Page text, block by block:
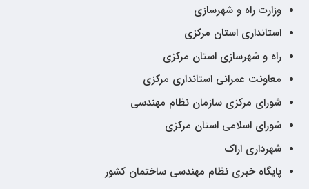
وزارت راه و شهرسازی
استانداری استان مرکزی
راه و شهرسازی استان مرکزی
معاونت عمرانی استانداری مرکزی
شورای مرکزی سازمان نظام مهندسی
شورای اسلامی استان مرکزی
شهرداری اراک
پایگاه خبری نظام مهندسی ساختمان کشور